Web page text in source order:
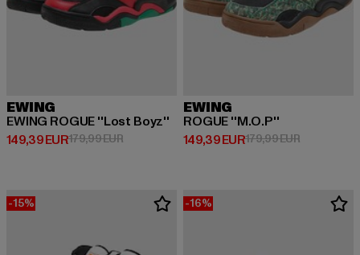
EWING
EWING ROGUE ''Lost Boyz''
149,39 EUR
Ajankohtainen hinta: 149,39 EUR
179,99 EURKampanjahinta: 179,99 EUR
EWING
ROGUE ''M.O.P''
149,39 EUR
Ajankohtainen hinta: 149,39 EUR
179,99 EUR
-15% -16%